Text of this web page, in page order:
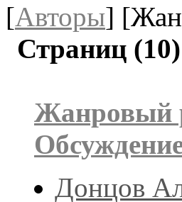
[Авторы]
Страниц
Жанровый
Донцов